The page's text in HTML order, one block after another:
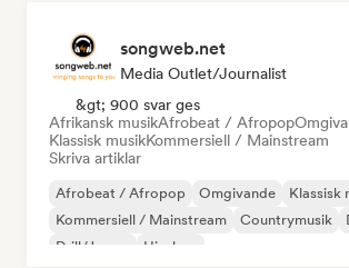
songweb.net
Media Outlet/Journalist
&gt; 900 svar ges
Afrikansk musikAfrobeat / Afropop
Klassisk musikKommersiell / Mainstream
Skriva artiklar
Afrobeat / Afropop Omgivande
Klassisk
Kommersiell / Mainstream
Countrymusik
Drill/Jersey
Hip-hop